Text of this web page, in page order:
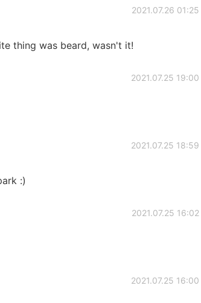
2021.07.26 01:25
thing was beard, wasn't it!
2021.07.25 19:00
2021.07.25 18:59
:)
2021.07.25 16:02
2021.07.25 16:00